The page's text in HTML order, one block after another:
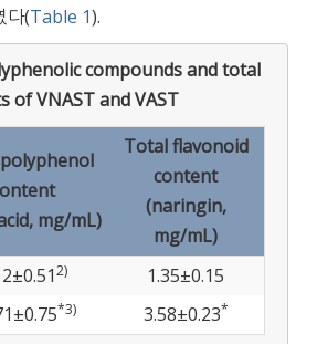
다(Table 1).
compounds and total
of VNAST and VAST
mg/mL)
Total flavonoid
content
(naringin,
mg/mL)
2)
1.35±0.15
*3) 3.58±0.23*